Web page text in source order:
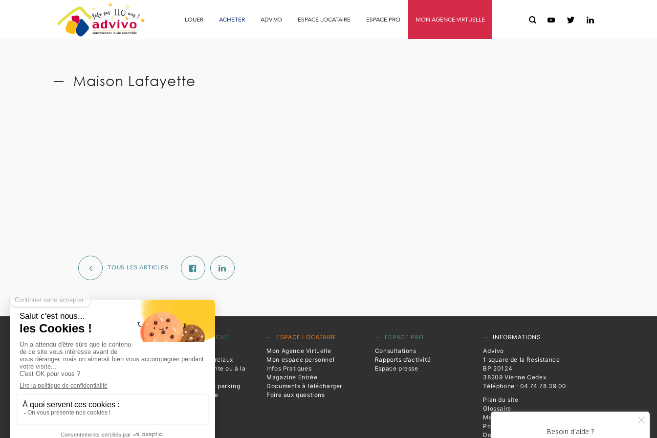
LOUER ACHETER ADVIVO ESPACE LOCATAIRE ESPACE PRO MON AGENCE VIRTUELLE
Maison Lafayette
TOUS LES ARTICLES
Qui sommes-nous ?
L’organisation
Notre patrimoine
Recrutement
Actualités
VOTRE RECHERCHE
Nos locaux commerciaux
disponibles à la vente ou à la
Louer une place de parking
Devenir propriétaire
ESPACE LOCATAIRE
Mon Agence Virtuelle
Mon espace personnel
Infos Pratiques
Magazine Entrée
Documents à télécharger
Foire aux questions
ESPACE PRO
Consultations
Rapports d’activité
Espace presse
INFORMATIONS
Advivo
1 square de la Resistance
BP 20124
38209 Vienne Cedex
Téléphone : 04 74 78 39 00
Plan du site
Glossaire
Mentions légales
Politique de Protection des
Données